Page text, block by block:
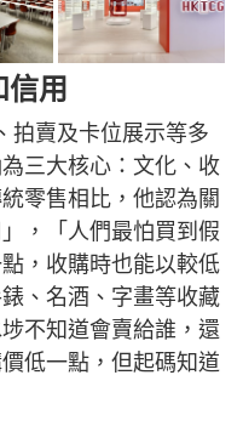
用
拍賣及卡位展示等多
三大核心：文化、收
零售相比，他認為關
，「人們最怕買到假
，收購時也能以較低
、名酒、字畫等收藏
不知道會賣給誰，還
低一點，但起碼知道